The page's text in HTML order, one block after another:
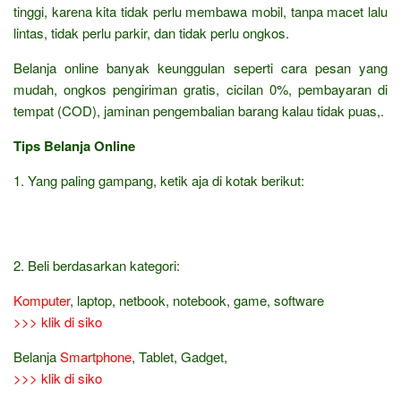
tinggi, karena kita tidak perlu membawa mobil, tanpa macet lalu
lintas, tidak perlu parkir, dan tidak perlu ongkos.
Belanja online banyak keunggulan seperti cara pesan yang
mudah, ongkos pengiriman gratis, cicilan 0%, pembayaran di
tempat (COD), jaminan pengembalian barang kalau tidak puas,.
Tips Belanja Online
1. Yang paling gampang, ketik aja di kotak berikut:
2. Beli berdasarkan kategori:
Komputer, laptop, netbook, notebook, game, software
>>> klik di siko
BelanjaSmartphone, Tablet, Gadget,
>>> klik di siko